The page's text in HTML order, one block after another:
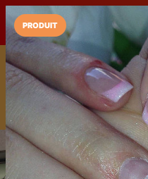
LaCarte
Installez
Téléchargez
commerces
Télécharger
PRODUIT